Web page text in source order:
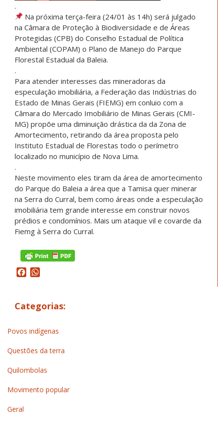
.
Na próxima terça-feira (24/01 às 14h) será julgado
na Câmara de Proteção à Biodiversidade e de Áreas
Protegidas (CPB) do Conselho Estadual de Política
Ambiental (COPAM) o Plano de Manejo do Parque
Florestal Estadual da Baleia.
.
Para atender interesses das mineradoras da
especulação imobiliária, a Federação das Indústrias do
Estado de Minas Gerais (FIEMG) em conluio com a
Câmara do Mercado Imobiliário de Minas Gerais (CMI-
MG) propõe uma diminuição drástica da da Zona de
Amortecimento, retirando da área proposta pelo
Instituto Estadual de Florestas todo o perímetro
localizado no município de Nova Lima.
.
Neste movimento eles tiram da área de amortecimento
do Parque do Baleia a área que a Tamisa quer minerar
na Serra do Curral, bem como áreas onde a especulação
imobiliária tem grande interesse em construir novos
prédios e condomínios. Mais um ataque vil e covarde da
Fiemg à Serra do Curral.
Facebook
Categorias:
Povos indígenas
Questões da terra
Quilombolas
Movimento popular
Geral